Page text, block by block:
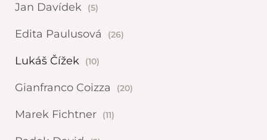
Jan Davídek (5)
Edita Paulusová (26)
Lukáš Čížek (10)
Gianfranco Coizza (20)
Marek Fichtner (11)